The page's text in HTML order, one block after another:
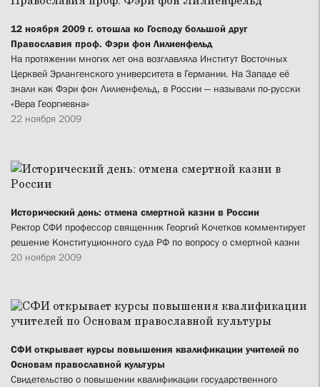
12 ноября 2009 г. отошла ко Господу большой друг
Православия проф. Фэри фон Лилиенфельд
На протяжении многих лет она возглавляла Институт Восточных
Церквей Эрлангенского университета в Германии. На Западе её
знали как Фэри фон Лилиенфельд, в России — называли по-русски
«Вера Георгиевна»
22 ноября 2009
Исторический день: отмена смертной казни в России
Ректор СФИ профессор священник Георгий Кочетков комментирует
решение Конституционного суда РФ по вопросу о смертной казни
20 ноября 2009
СФИ открывает курсы повышения квалификации учителей по
Основам православной культуры
Свидетельство о повышении квалификации государственного